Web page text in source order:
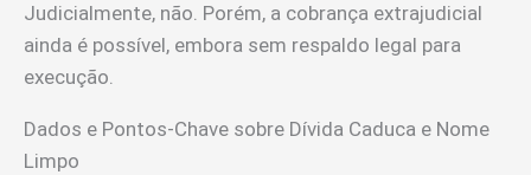
Judicialmente, não. Porém, a cobrança extrajudicial
ainda é possível, embora sem respaldo legal para
execução.
Dados e Pontos-Chave sobre Dívida Caduca e Nome
Limpo